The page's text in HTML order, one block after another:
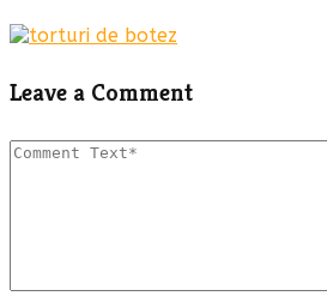
Leave a Comment